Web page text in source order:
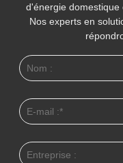
d'énergie domestique
Nos experts en